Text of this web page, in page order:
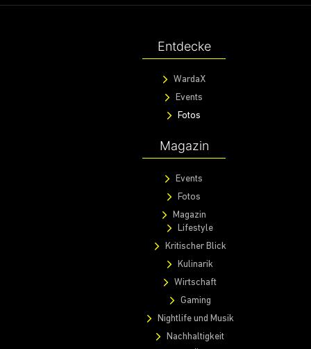
Entdecke
WardaX
Events
Fotos
Magazin
Events
Fotos
Magazin
Lifestyle
Kritischer Blick
Kulinarik
Wirtschaft
Gaming
Nightlife und Musik
Nachhaltigkeit